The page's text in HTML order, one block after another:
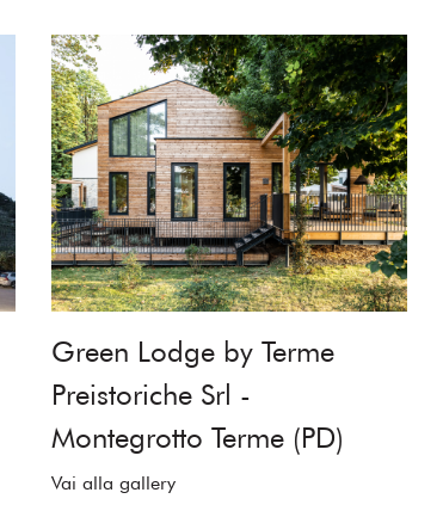
Green Lodge by Terme
Preistoriche Srl -
Montegrotto Terme (PD)
Vai alla gallery